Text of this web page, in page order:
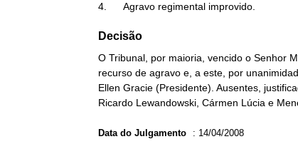
4.      Agravo regimental improvido.
Decisão
O Tribunal, por maioria, vencido o Senhor
recurso de agravo e, a este, por
Ellen Gracie (Presidente). Ausentes,
Ricardo Lewandowski, Cármen Lúcia e
Data do Julgamento : 14/04/2008